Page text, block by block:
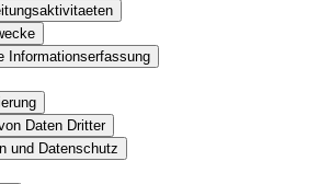
Informationserfassung
Daten Dritter
und Datenschutz